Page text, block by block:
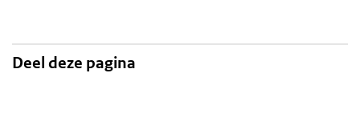
Deel deze pagina